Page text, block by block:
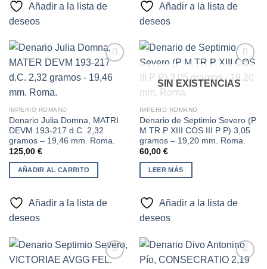
Añadir a la lista de
deseos
Añadir a la lista de
deseos
deseos
IMPERIO ROMANO
Denario Julia Domna, MATRI
DEVM 193-217 d.C. 2,32
gramos – 19,46 mm. Roma.
125,00 €
AÑADIR AL CARRITO
Añadir a la lista de
deseos
deseos
SIN EXISTENCIAS
IMPERIO ROMANO
Denario de Septimio Severo (P
M TR P XIII COS III P P) 3,05
gramos – 19,20 mm. Roma.
60,00 €
LEER MÁS
Añadir a la lista de
deseos